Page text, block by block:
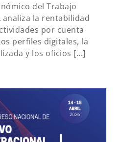
del Trabajo
analiza la rentabilidad
por cuenta
perfiles digitales, la
y los oficios [...]